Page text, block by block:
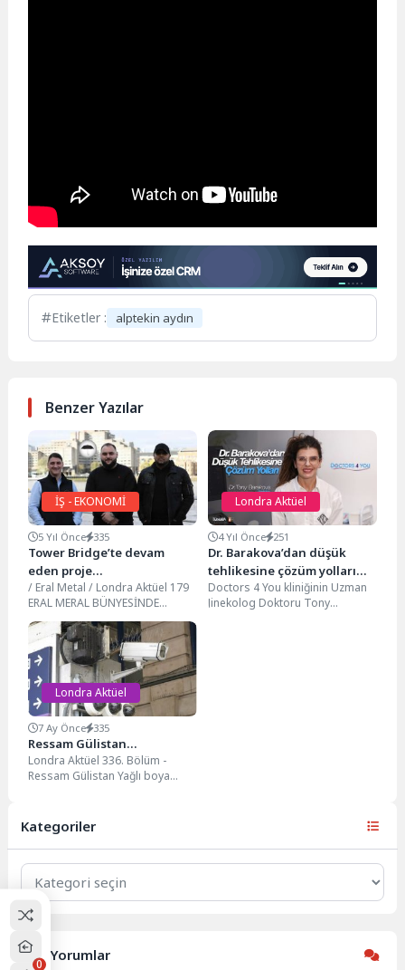
Etiketler : alptekin aydın
Benzer Yazılar
İŞ - EKONOMİ
5 Yıl Önce 335
Tower Bridge’te devam
eden proje…
/ Eral Metal / Londra Aktüel 179
ERAL MERAL BÜNYESİNDE
DEVAM EDEN GÖZ ALICI BİR...
Londra Aktüel
4 Yıl Önce 251
Dr. Barakova’dan düşük
tehlikesine çözüm yolları…
Doctors 4 You kliniğinin Uzman
Jinekolog Doktoru Tony
Londra Aktüel
7 Ay Önce 335
Ressam Gülistan…
Londra Aktüel 336. Bölüm -
Ressam Gülistan Yağlı boya
Kategoriler
Kategoriler
Son Yorumlar
0